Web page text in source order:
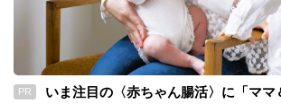
PR
いま注目の〈赤ちゃん腸活〉に「ママ